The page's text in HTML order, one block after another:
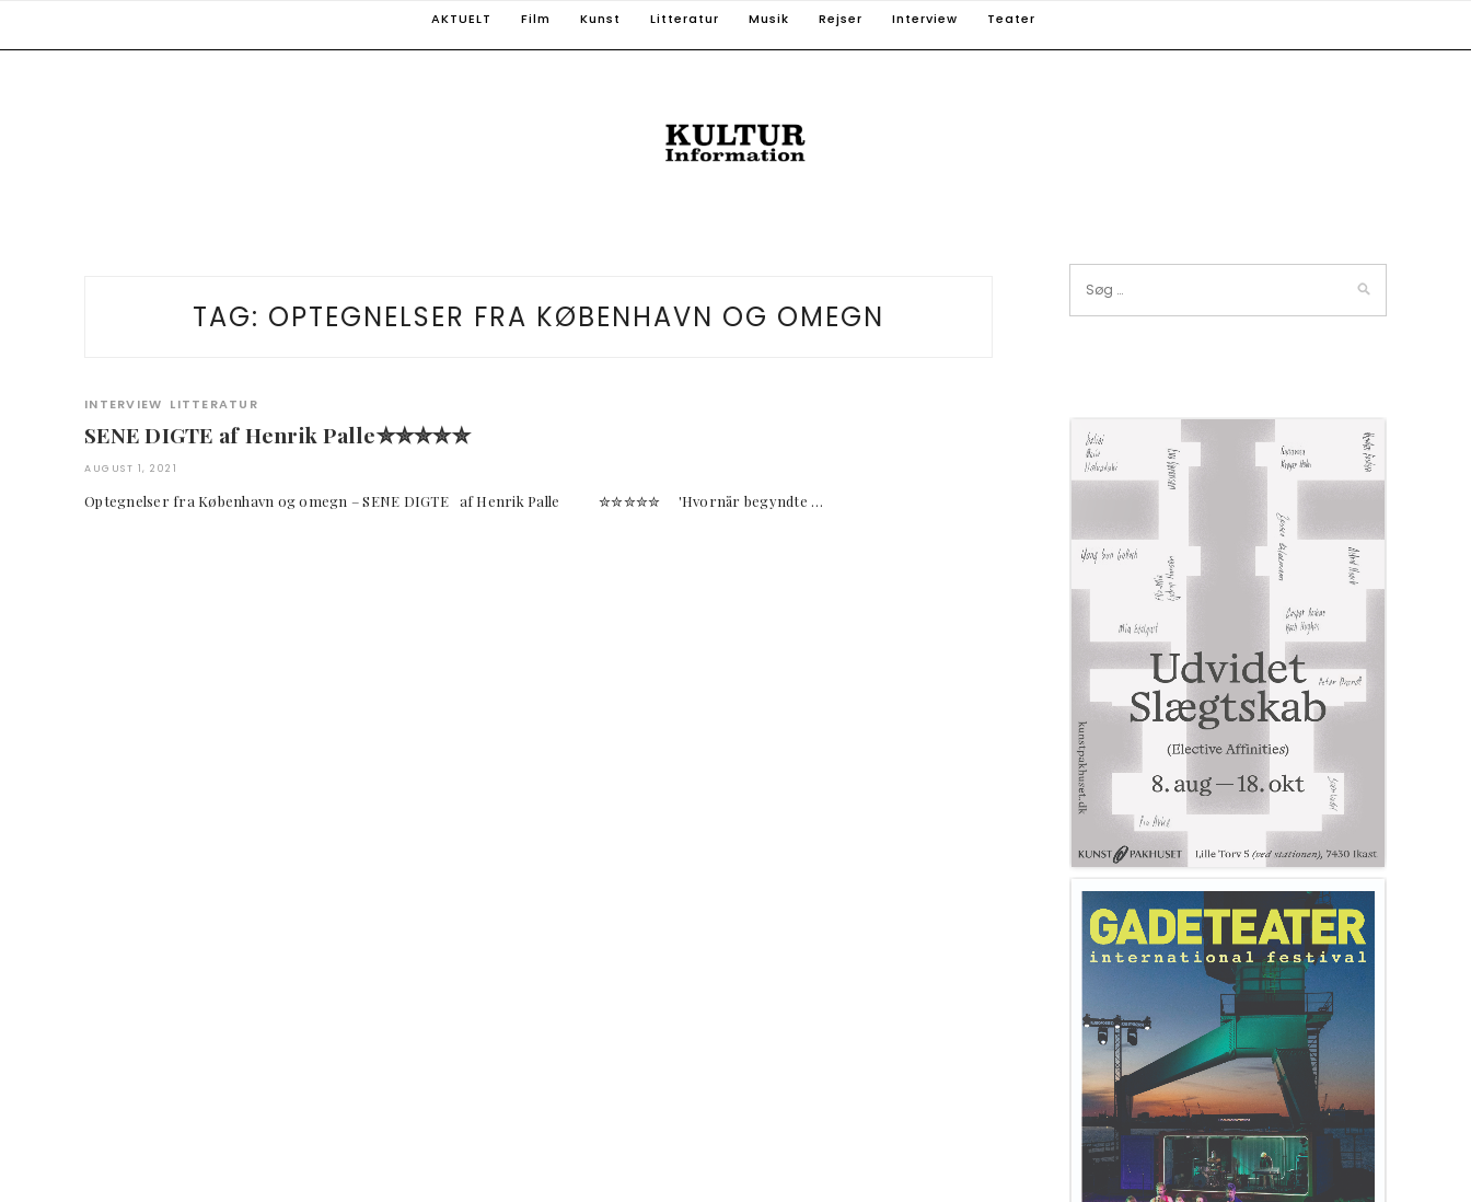
AKTUELT Film Kunst Litteratur Musik Rejser Interview Teater
TAG: OPTEGNELSER FRA KØBENHAVN OG OMEGN
INTERVIEW LITTERATUR
SENE DIGTE af Henrik Palle✮✮✮✮✮
AUGUST 1, 2021
Optegnelser fra København og omegn – SENE DIGTE af Henrik Palle ✮✮✮✮✮ 'Hvornår begyndte …